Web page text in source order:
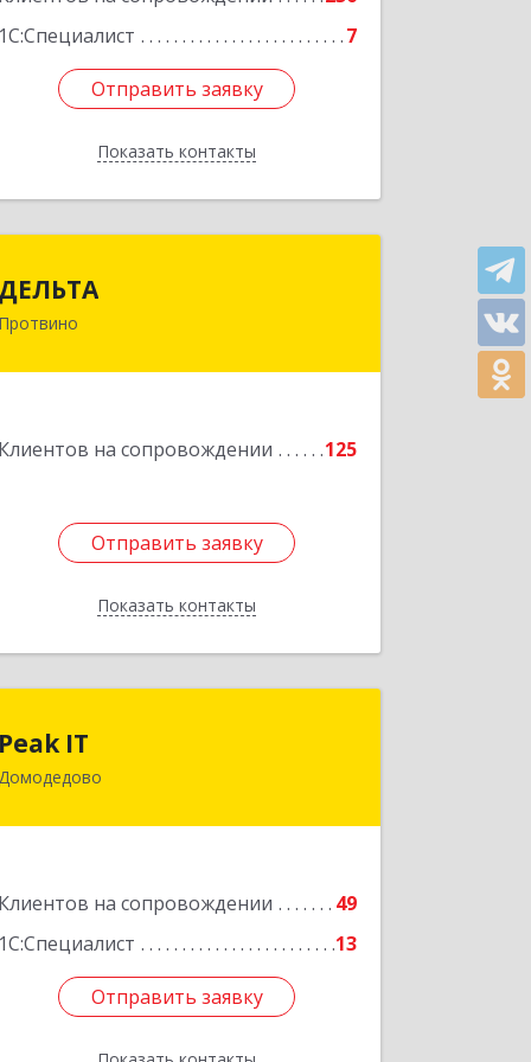
1С:Специалист
7
Отправить заявку
Показать контакты
Отправить заявку
Назад
ДЕЛЬТА
Протвино
Клиентов на сопровождении 125
Отправить заявку
Показать контакты
142281, Московская обл, Протвино г,
Отправить заявку
Назад
Peak IT
Домодедово
Клиентов на сопровождении
49
1С:Специалист
13
Отправить заявку
142073, Московская обл, Домодедово
Отправить заявку